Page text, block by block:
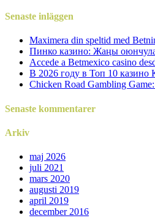
Senaste inläggen
Maximera din speltid med
Пинко казино: Жаңы
Accede a Betmexico casino
В 2026 году в Топ 10 казино
Chicken Road Gambling
Senaste kommentarer
Arkiv
maj 2026
juli 2021
mars 2020
augusti 2019
april 2019
december 2016